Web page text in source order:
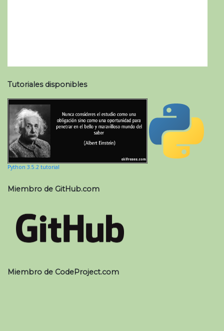
Tutoriales disponibles
Python 3.5.2 tutorial
Miembro de GitHub.com
Miembro de CodeProject.com